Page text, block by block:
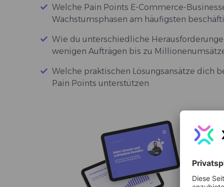
Welche Pain Points E-Commerce-
Wachstumsphasen am häufigsten
Wie du unterschiedliche
wenigen Aufträgen bis zu
Welche praktischen Lösungsansätze dich
Pain Points unterstützen